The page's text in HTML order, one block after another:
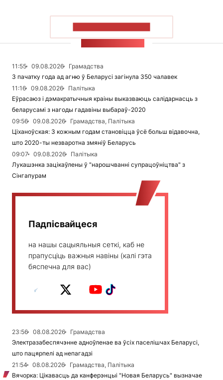
11:55 09.08.2026
Грамадства
З пачатку года ад агню ў Беларусі загінула 350 чалавек
11:16
09.08.2026
Палітыка
Еўрасаюз і дэмакратычныя краіны выказваюць салідарнасць з
беларусамі з нагоды гадавіны выбараў-2020
09:56
09.08.2026
Грамадства, Палітыка
Ціханоўская: З кожным годам становіцца ўсё больш відавочна,
што 2020-ты незваротна змяніў Беларусь
09:07
09.08.2026
Палітыка
Лукашэнка зацікаўлены ў "нарошчванні супрацоўніцтва" з
Сінгапурам
Падпісвайцеся
на нашы сацыяльныя сеткі, каб не
прапусціць важныя навіны (калі гэта
бяспечна для вас)
23:56 08.08.2026
Грамадства
Электразабеспячэнне адноўленае ва ўсіх паселішчах Беларусі,
што пацярпелі ад непагадзі
21:54
08.08.2026
Грамадства, Палітыка
Вячорка: Цікавасць да канферэнцыі "Новая Беларусь" вызначае